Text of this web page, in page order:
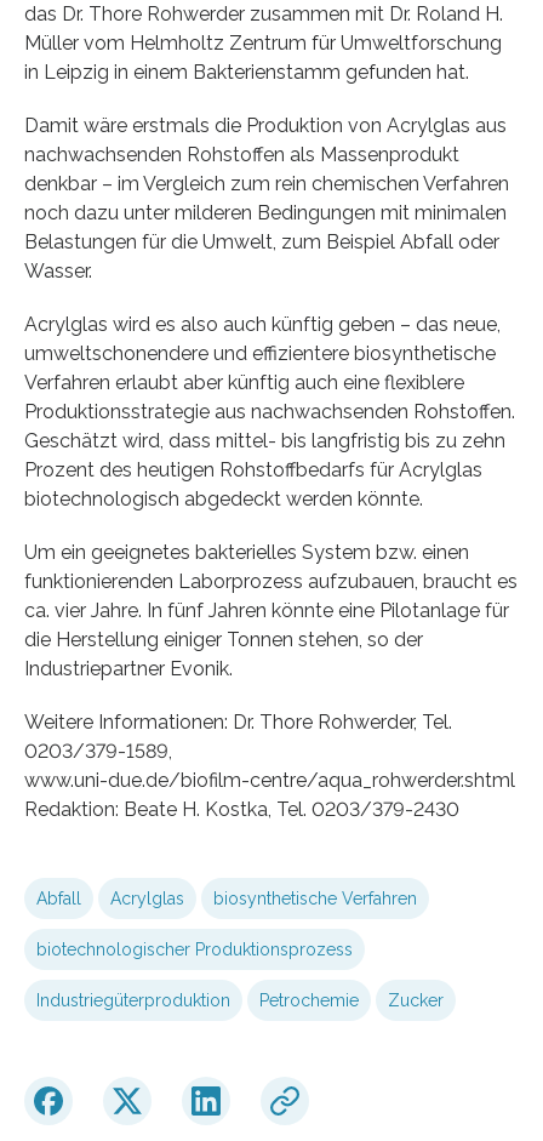
das Dr. Thore Rohwerder zusammen mit Dr. Roland H.
Müller vom Helmholtz Zentrum für Umweltforschung
in Leipzig in einem Bakterienstamm gefunden hat.
Damit wäre erstmals die Produktion von Acrylglas aus
nachwachsenden Rohstoffen als Massenprodukt
denkbar – im Vergleich zum rein chemischen Verfahren
noch dazu unter milderen Bedingungen mit minimalen
Belastungen für die Umwelt, zum Beispiel Abfall oder
Wasser.
Acrylglas wird es also auch künftig geben – das neue,
umweltschonendere und effizientere biosynthetische
Verfahren erlaubt aber künftig auch eine flexiblere
Produktionsstrategie aus nachwachsenden Rohstoffen.
Geschätzt wird, dass mittel- bis langfristig bis zu zehn
Prozent des heutigen Rohstoffbedarfs für Acrylglas
biotechnologisch abgedeckt werden könnte.
Um ein geeignetes bakterielles System bzw. einen
funktionierenden Laborprozess aufzubauen, braucht es
ca. vier Jahre. In fünf Jahren könnte eine Pilotanlage für
die Herstellung einiger Tonnen stehen, so der
Industriepartner Evonik.
Weitere Informationen: Dr. Thore Rohwerder, Tel.
0203/379-1589,
www.uni-due.de/biofilm-centre/aqua_rohwerder.shtml
Redaktion: Beate H. Kostka, Tel. 0203/379-2430
Abfall Acrylglas biosynthetische Verfahren
biotechnologischer Produktionsprozess
Industriegüterproduktion Petrochemie Zucker